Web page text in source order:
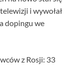
i wywołał
dopingu we
z Rosji: 33